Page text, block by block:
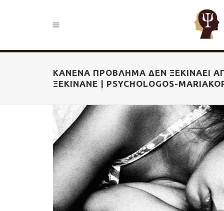
ΚΑΝΈΝΑ ΠΡΌΒΛΗΜΑ ΔΕΝ ΞΕΚΙΝΆΕΙ
ΞΕΚΙΝΆΝΕ | PSYCHOLOGOS-